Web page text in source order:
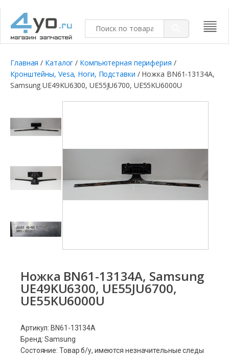
Главная / Каталог / Компьютерная периферия /
Кронштейны, Vesa, Ноги, Подставки / Ножка BN61-13134A,
Samsung UE49KU6300, UE55JU6700, UE55KU6000U
Ножка BN61-13134A, Samsung
UE49KU6300, UE55JU6700,
UE55KU6000U
Артикул: BN61-13134A
Бренд: Samsung
Состояние: Товар б/у, имеются незначительные следы